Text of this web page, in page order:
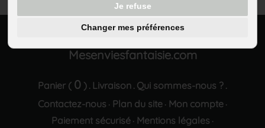
Je refuse
Changer mes préférences
Mesenviesfantaisie.com
Panier ( 0 ) . Livraison . Qui sommes-nous ? .
Contactez-nous · Plan du site· Mon compte·
Paiement sécurisé· Mentions légales ·